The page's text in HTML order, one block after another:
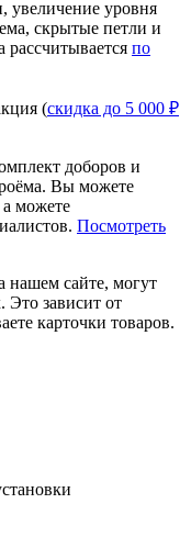
увеличение уровня
скрытые петли и
рассчитывается по
(скидка до 5 000 ₽
доборов и
Вы можете
а можете
Посмотреть
нашем сайте, могут
Это зависит от
карточки товаров.